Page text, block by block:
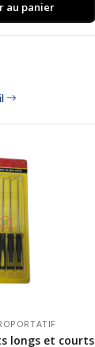
au panier
longs et courts